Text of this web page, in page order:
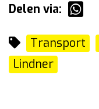
Delen via:
Transport
Lindner